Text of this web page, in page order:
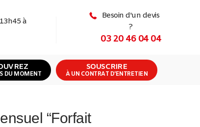
à
Besoin d'un devis
?
03 20 46 04 04
DU MOMENT
SOUSCRIRE
À UN CONTRAT D'ENTRETIEN
“Forfait